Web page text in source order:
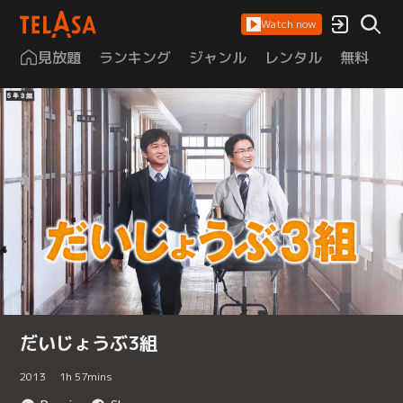
Watch now
見放題 ランキング ジャンル レンタル 無料
だいじょうぶ3組
2013 1h 57mins